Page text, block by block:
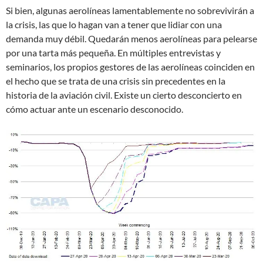
Si bien, algunas aerolíneas lamentablemente no sobrevivirán a
la crisis, las que lo hagan van a tener que lidiar con una
demanda muy débil. Quedarán menos aerolíneas para pelearse
por una tarta más pequeña. En múltiples entrevistas y
seminarios, los propios gestores de las aerolíneas coinciden en
el hecho que se trata de una crisis sin precedentes en la
historia de la aviación civil. Existe un cierto desconcierto en
cómo actuar ante un escenario desconocido.